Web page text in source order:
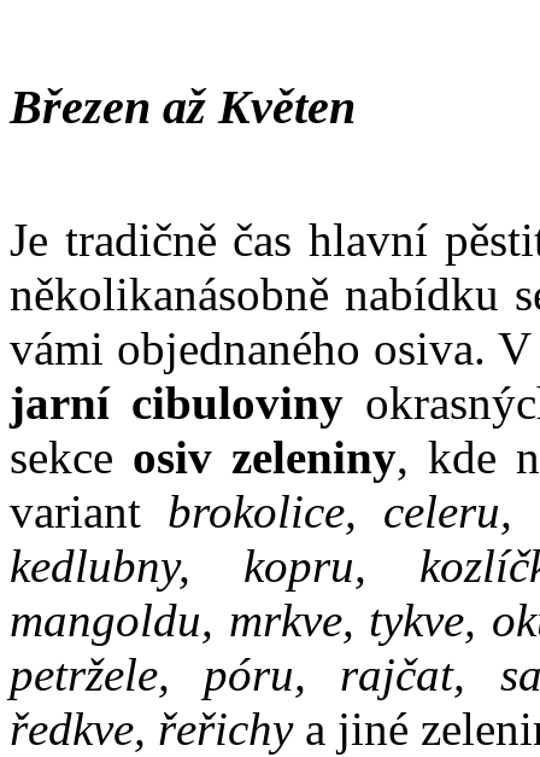
Březen až Květen
Je tradičně čas hlavní
několikanásobně nabídku
vámi objednaného osiva.
jarní cibuloviny
sekce osiv zeleniny, kde
variant brokolice, celeru,
kedlubny, kopru,
mangoldu, mrkve, tykve,
petržele, póru, rajčat,
ředkve, řeřichya jiné